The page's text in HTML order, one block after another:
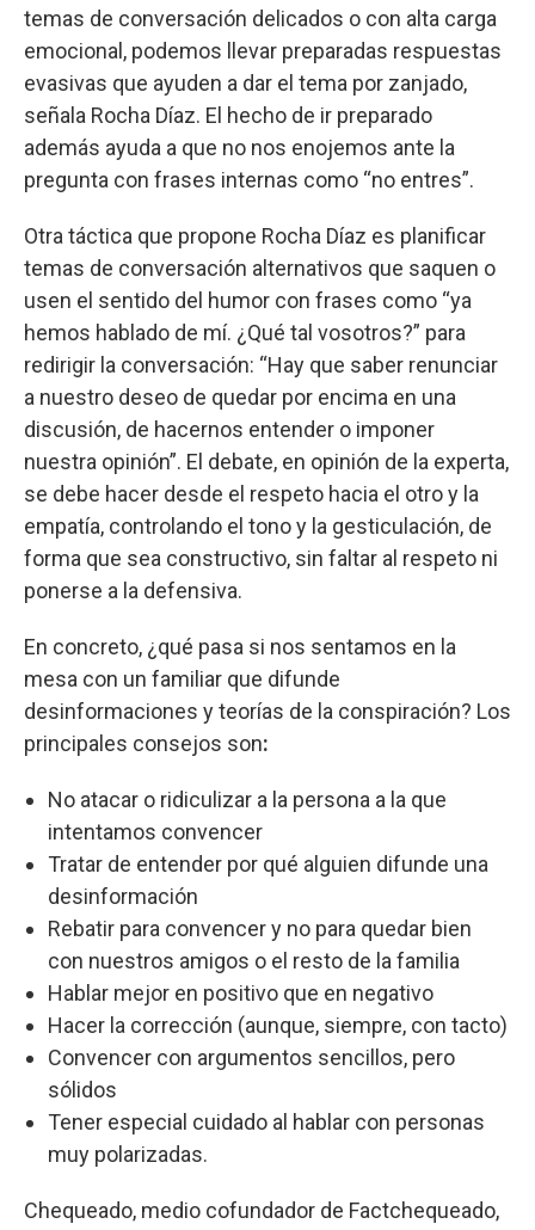
temas de conversación delicados o con alta carga
emocional, podemos llevar preparadas respuestas
evasivas que ayuden a dar el tema por zanjado,
señala Rocha Díaz. El hecho de ir preparado
además ayuda a que no nos enojemos ante la
pregunta con frases internas como “no entres”.
Otra táctica que propone Rocha Díaz es planificar
temas de conversación alternativos que saquen o
usen el sentido del humor con frases como “ya
hemos hablado de mí. ¿Qué tal vosotros?” para
redirigir la conversación: “Hay que saber renunciar
a nuestro deseo de quedar por encima en una
discusión, de hacernos entender o imponer
nuestra opinión”. El debate, en opinión de la experta,
se debe hacer desde el respeto hacia el otro y la
empatía, controlando el tono y la gesticulación, de
forma que sea constructivo, sin faltar al respeto ni
ponerse a la defensiva.
En concreto, ¿qué pasa si nos sentamos en la
mesa con un familiar que difunde
desinformaciones y teorías de la conspiración? Los
principales consejos son:
No atacar o ridiculizar a la persona a la que
intentamos convencer
Tratar de entender por qué alguien difunde una
desinformación
Rebatir para convencer y no para quedar bien
con nuestros amigos o el resto de la familia
Hablar mejor en positivo que en negativo
Hacer la corrección (aunque, siempre, con tacto)
Convencer con argumentos sencillos, pero
sólidos
Tener especial cuidado al hablar con personas
muy polarizadas.
Chequeado, medio cofundador de Factchequeado,